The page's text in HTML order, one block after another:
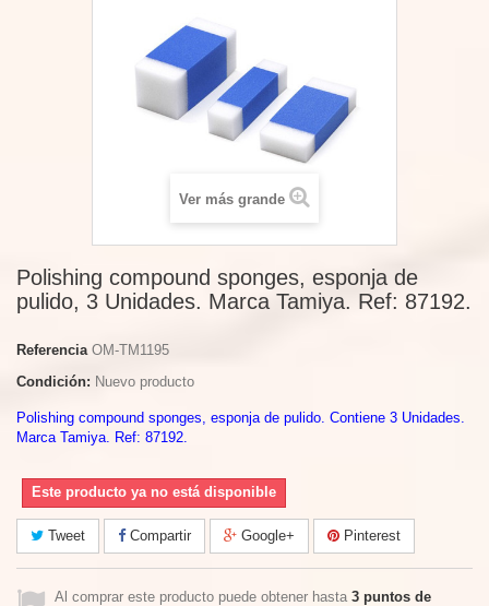
Ver más grande
Polishing compound sponges, esponja de
pulido, 3 Unidades. Marca Tamiya. Ref: 87192.
Referencia OM-TM1195
Condición: Nuevo producto
Polishing compound sponges, esponja de pulido. Contiene 3 Unidades.
Marca Tamiya. Ref: 87192.
Este producto ya no está disponible
Tweet Compartir Google+ Pinterest
Al comprar este producto puede obtener hasta 3 puntos de